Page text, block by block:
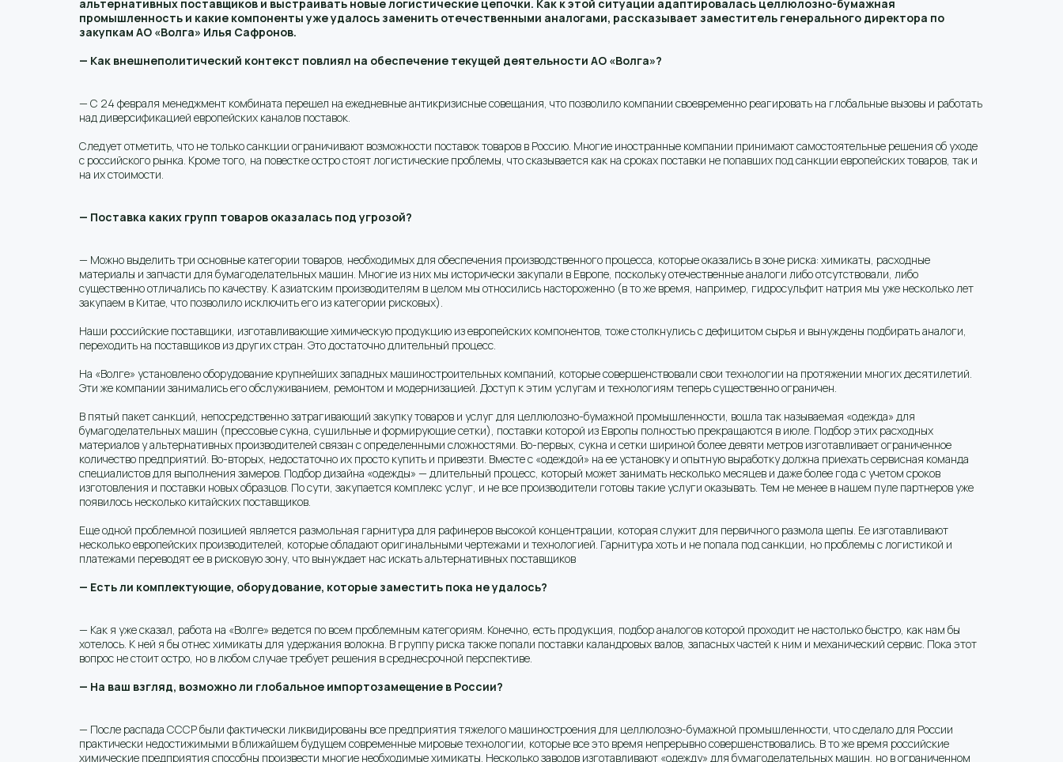
альтернативных поставщиков и выстраивать новые логистические цепочки. Как к этой ситуации адаптировалась целлюлозно-бумажная
промышленность и какие компоненты уже удалось заменить отечественными аналогами, рассказывает заместитель генерального директора по
закупкам АО «Волга» Илья Сафронов.
— Как внешнеполитический контекст повлиял на обеспечение текущей деятельности АО «Волга»?
— С 24 февраля менеджмент комбината перешел на ежедневные антикризисные совещания, что позволило компании своевременно реагировать на глобальные вызовы и работать
над диверсификацией европейских каналов поставок.
Следует отметить, что не только санкции ограничивают возможности поставок товаров в Россию. Многие иностранные компании принимают самостоятельные решения об уходе
с российского рынка. Кроме того, на повестке остро стоят логистические проблемы, что сказывается как на сроках поставки не попавших под санкции европейских товаров, так и
на их стоимости.
— Поставка каких групп товаров оказалась под угрозой?
— Можно выделить три основные категории товаров, необходимых для обеспечения производственного процесса, которые оказались в зоне риска: химикаты, расходные
материалы и запчасти для бумагоделательных машин. Многие из них мы исторически закупали в Европе, поскольку отечественные аналоги либо отсутствовали, либо
существенно отличались по качеству. К азиатским производителям в целом мы относились настороженно (в то же время, например, гидросульфит натрия мы уже несколько лет
закупаем в Китае, что позволило исключить его из категории рисковых).
Наши российские поставщики, изготавливающие химическую продукцию из европейских компонентов, тоже столкнулись с дефицитом сырья и вынуждены подбирать аналоги,
переходить на поставщиков из других стран. Это достаточно длительный процесс.
На «Волге» установлено оборудование крупнейших западных машиностроительных компаний, которые совершенствовали свои технологии на протяжении многих десятилетий.
Эти же компании занимались его обслуживанием, ремонтом и модернизацией. Доступ к этим услугам и технологиям теперь существенно ограничен.
В пятый пакет санкций, непосредственно затрагивающий закупку товаров и услуг для целлюлозно-бумажной промышленности, вошла так называемая «одежда» для
бумагоделательных машин (прессовые сукна, сушильные и формирующие сетки), поставки которой из Европы полностью прекращаются в июле. Подбор этих расходных
материалов у альтернативных производителей связан с определенными сложностями. Во-первых, сукна и сетки шириной более девяти метров изготавливает ограниченное
количество предприятий. Во-вторых, недостаточно их просто купить и привезти. Вместе с «одеждой» на ее установку и опытную выработку должна приехать сервисная команда
специалистов для выполнения замеров. Подбор дизайна «одежды» — длительный процесс, который может занимать несколько месяцев и даже более года с учетом сроков
изготовления и поставки новых образцов. По сути, закупается комплекс услуг, и не все производители готовы такие услуги оказывать. Тем не менее в нашем пуле партнеров уже
появилось несколько китайских поставщиков.
Еще одной проблемной позицией является размольная гарнитура для рафинеров высокой концентрации, которая служит для первичного размола щепы. Ее изготавливают
несколько европейских производителей, которые обладают оригинальными чертежами и технологией. Гарнитура хоть и не попала под санкции, но проблемы с логистикой и
платежами переводят ее в рисковую зону, что вынуждает нас искать альтернативных поставщиков
— Есть ли комплектующие, оборудование, которые заместить пока не удалось?
— Как я уже сказал, работа на «Волге» ведется по всем проблемным категориям. Конечно, есть продукция, подбор аналогов которой проходит не настолько быстро, как нам бы
хотелось. К ней я бы отнес химикаты для удержания волокна. В группу риска также попали поставки каландровых валов, запасных частей к ним и механический сервис. Пока этот
вопрос не стоит остро, но в любом случае требует решения в среднесрочной перспективе.
— На ваш взгляд, возможно ли глобальное импортозамещение в России?
— После распада СССР были фактически ликвидированы все предприятия тяжелого машиностроения для целлюлозно-бумажной промышленности, что сделало для России
практически недостижимыми в ближайшем будущем современные мировые технологии, которые все это время непрерывно совершенствовались. В то же время российские
химические предприятия способны произвести многие необходимые химикаты. Несколько заводов изготавливают «одежду» для бумагоделательных машин, но в ограниченном